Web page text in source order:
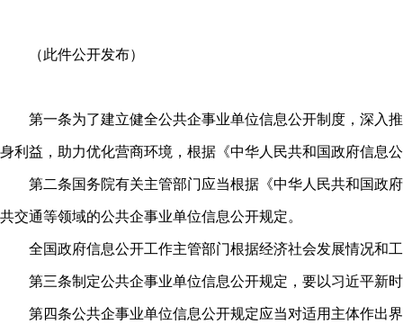
（此件公开发布）
第一条为了建立健全公共企事业单位信息公开制度，深入
身利益，助力优化营商环境，根据《中华人民共和国政府信息
第二条国务院有关主管部门应当根据《中华人民共和国政
共交通等领域的公共企事业单位信息公开规定。
全国政府信息公开工作主管部门根据经济社会发展情况和
第三条制定公共企事业单位信息公开规定，要以习近平新
第四条公共企事业单位信息公开规定应当对适用主体作出